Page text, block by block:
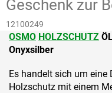
Geschenk zur
12100249
OSMO HOLZSCHUTZ
Onyxsilber
Es handelt sich um
Holzschutz mit einem